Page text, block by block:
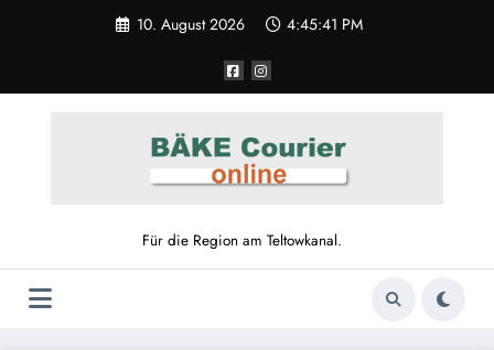
10. August 2026 4:45:42 PM
Für die Region am Teltowkanal.